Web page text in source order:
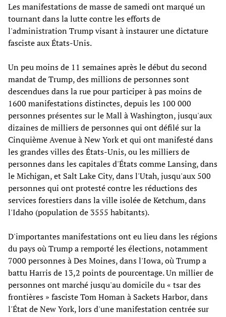
Les manifestations de masse de samedi ont marqué un
tournant dans la lutte contre les efforts de
l'administration Trump visant à instaurer une dictature
fasciste aux États-Unis.
Un peu moins de 11 semaines après le début du second
mandat de Trump, des millions de personnes sont
descendues dans la rue pour participer à pas moins de
1600 manifestations distinctes, depuis les 100 000
personnes présentes sur le Mall à Washington, jusqu'aux
dizaines de milliers de personnes qui ont défilé sur la
Cinquième Avenue à New York et qui ont manifesté dans
les grandes villes des États-Unis, ou les milliers de
personnes dans les capitales d'États comme Lansing, dans
le Michigan, et Salt Lake City, dans l'Utah, jusqu'aux 500
personnes qui ont protesté contre les réductions des
services forestiers dans la ville isolée de Ketchum, dans
l'Idaho (population de 3555 habitants).
D'importantes manifestations ont eu lieu dans les régions
du pays où Trump a remporté les élections, notamment
7000 personnes à Des Moines, dans l'Iowa, où Trump a
battu Harris de 13,2 points de pourcentage. Un millier de
personnes ont marché jusqu'au domicile du « tsar des
frontières » fasciste Tom Homan à Sackets Harbor, dans
l'État de New York, lors d'une manifestation centrée sur